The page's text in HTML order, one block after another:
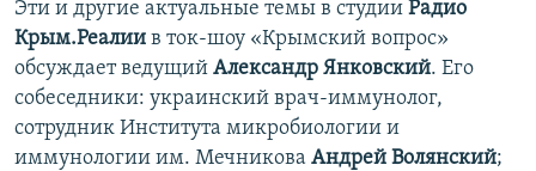
Эти и другие актуальные темы в студии Радио
Крым.Реалии в ток-шоу «Крымский вопрос»
обсуждает ведущий Александр Янковский. Его
собеседники: украинский врач-иммунолог,
сотрудник Института микробиологии и
иммунологии им. Мечникова Андрей Волянский;